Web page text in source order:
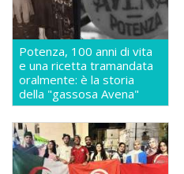
Potenza, 100 anni di vita
e una ricetta tramandata
oralmente: è la storia
della "gassosa Avena"